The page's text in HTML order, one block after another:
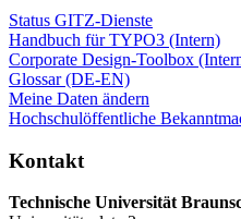
Status GITZ-Dienste
Handbuch für TYPO3 (Intern)
Corporate Design-Toolbox
Glossar (DE-EN)
Meine Daten ändern
Hochschulöffentliche
Kontakt
Technische Universität